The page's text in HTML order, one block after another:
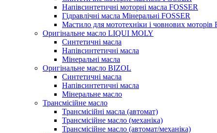
Напівсинтетичні моторні масла FOSSER
Гідравлічні масла Мінеральні FOSSER
Мастило для мототехніки і човнових моторів
Оригінальне масло LIQUI MOLY
Cинтетичні масла
Напівсинтетичні масла
Мінеральні масла
Оригінальне масло BIZOL
Cинтетичні масла
Напівсинтетичні масла
Мінеральне масло
Трансмісійне масло
Трансмісійні масла (автомат)
Трансмісійне масло (механіка)
Трансмісійне масло (автомат/механіка)